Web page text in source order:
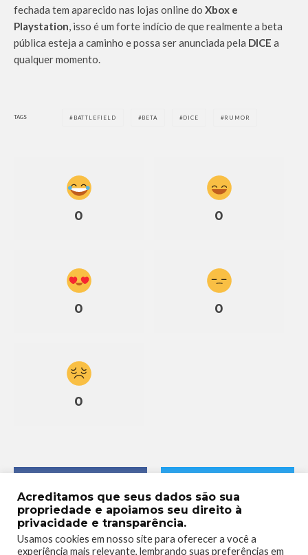
fechada tem aparecido nas lojas online do Xbox e
Playstation, isso é um forte indício de que realmente a beta
pública esteja a caminho e possa ser anunciada pela DICE a
qualquer momento.
TAGS BATTLEFIELD BETA DICE RUMOR
0 0
0 0
0
Acreditamos que seus dados são sua
propriedade e apoiamos seu direito à
privacidade e transparência.
Usamos cookies em nosso site para oferecer a você a
experiência mais relevante, lembrando suas preferências em